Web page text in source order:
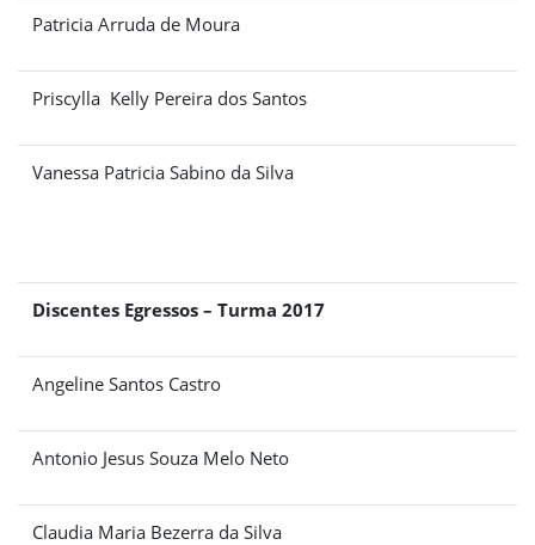
Patricia Arruda de Moura
Priscylla Kelly Pereira dos Santos
Vanessa Patricia Sabino da Silva
Discentes Egressos – Turma 2017
Angeline Santos Castro
Antonio Jesus Souza Melo Neto
Claudia Maria Bezerra da Silva